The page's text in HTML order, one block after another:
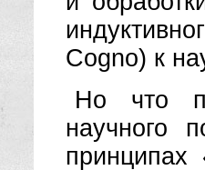
Cogno) к
Но что
научного